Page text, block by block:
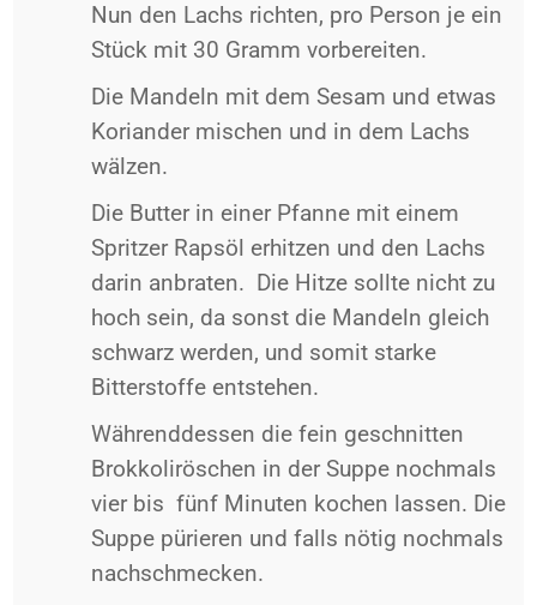
Nun den Lachs richten, pro Person je ein
Stück mit 30 Gramm vorbereiten.
Die Mandeln mit dem Sesam und etwas
Koriander mischen und in dem Lachs
wälzen.
Die Butter in einer Pfanne mit einem
Spritzer Rapsöl erhitzen und den Lachs
darin anbraten. Die Hitze sollte nicht zu
hoch sein, da sonst die Mandeln gleich
schwarz werden, und somit starke
Bitterstoffe entstehen.
Währenddessen die fein geschnitten
Brokkoliröschen in der Suppe nochmals
vier bis fünf Minuten kochen lassen. Die
Suppe pürieren und falls nötig nochmals
nachschmecken.